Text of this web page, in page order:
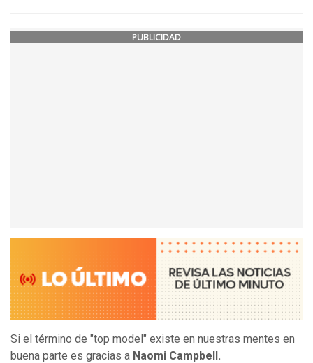
PUBLICIDAD
Si el término de "top model" existe en nuestras mentes en
buena parte es gracias a Naomi Campbell.